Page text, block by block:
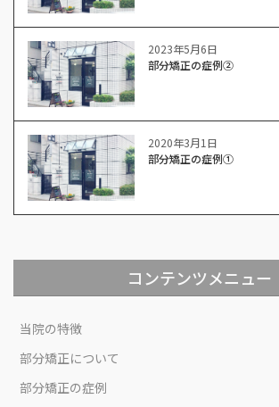
2023年5月6日
部分矯正の症例②
2020年3月1日
部分矯正の症例①
コンテンツメニュー
当院の特徴
部分矯正について
部分矯正の症例